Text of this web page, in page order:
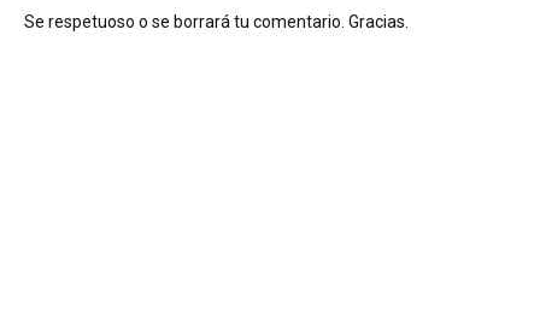
Se respetuoso o se borrará tu comentario. Gracias.